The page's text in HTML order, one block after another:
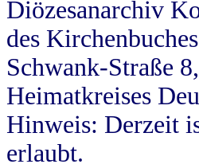
Diözesanarchiv
des
Schwank-Straße
Heimatkreises
Hinweis: Derzeit
erlaubt.